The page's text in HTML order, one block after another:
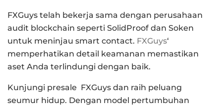
FXGuys telah bekerja sama dengan perusahaan
audit blockchain seperti SolidProof dan Soken
untuk meninjau smart contact. FXGuys‘
memperhatikan detail keamanan memastikan
aset Anda terlindungi dengan baik.
Kunjungi presale FXGuys dan raih peluang
seumur hidup. Dengan model pertumbuhan